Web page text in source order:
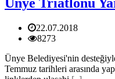
22.07.2018
8273
Ünye Belediyesi'nin
Temmuz tarihleri arasında